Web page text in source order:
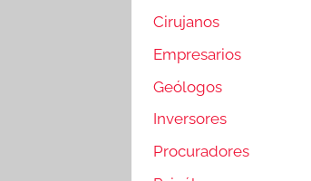
Cirujanos
Empresarios
Geólogos
Inversores
Procuradores